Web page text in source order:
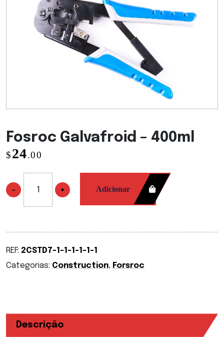
Fosroc Galvafroid – 400ml
$24.00
− + Adicionar
REF: 2CSTD7-1-1-1-1-1-1
Categorias: Construction, Forsroc
Descrição